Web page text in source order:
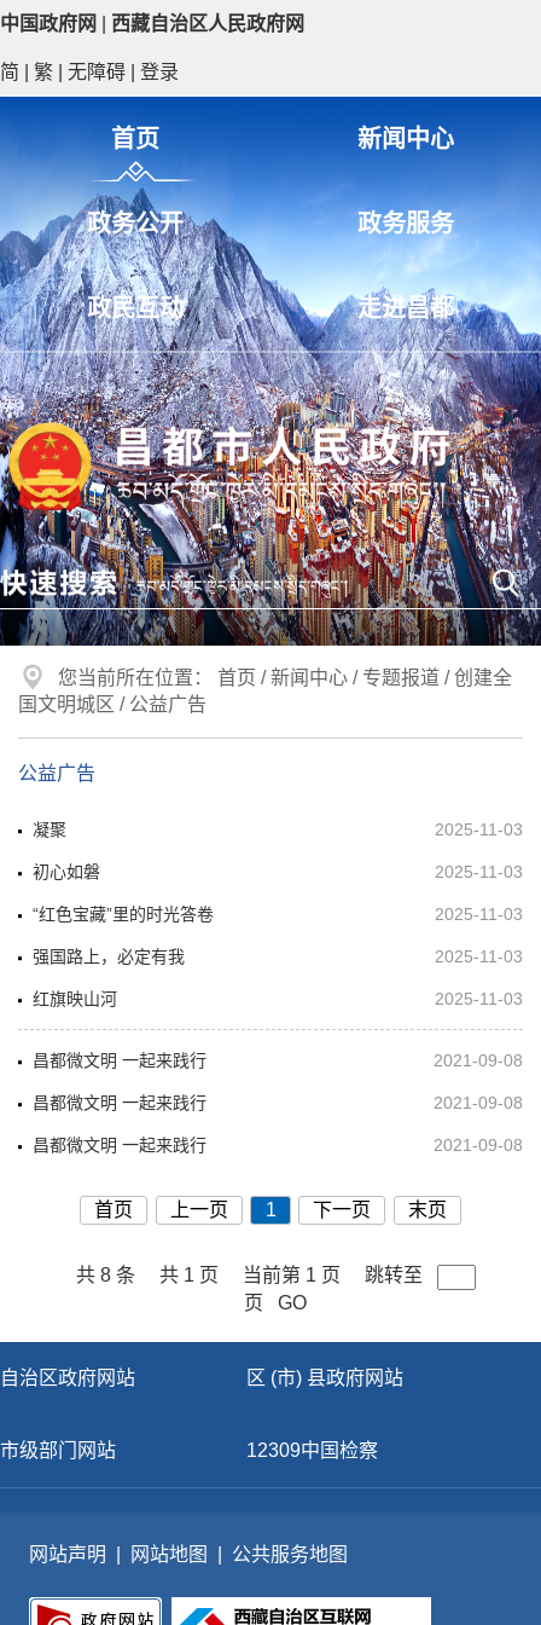
中国政府网 西藏自治区人民政府网
简 繁 无障碍 登录
首页 新闻中心
政务公开 政务服务
政民互动 走进昌都
您当前所在位置： 首页 /新闻中心 / 专题报道 /创建全
国文明城区 / 公益广告
公益广告
凝聚 2025-11-03
初心如磐 2025-11-03
“红色宝藏”里的时光答卷 2025-11-03
强国路上，必定有我 2025-11-03
红旗映山河 2025-11-03
昌都微文明 一起来践行 2021-09-08
昌都微文明 一起来践行 2021-09-08
昌都微文明 一起来践行 2021-09-08
首页 上一页 1 下一页 末页
共 8 条 共 1 页 当前第 1 页
跳转至
页
GO
自治区政府网站 区 (市) 县政府网站
市级部门网站 12309中国检察
网站声明 网站地图 公共服务地图